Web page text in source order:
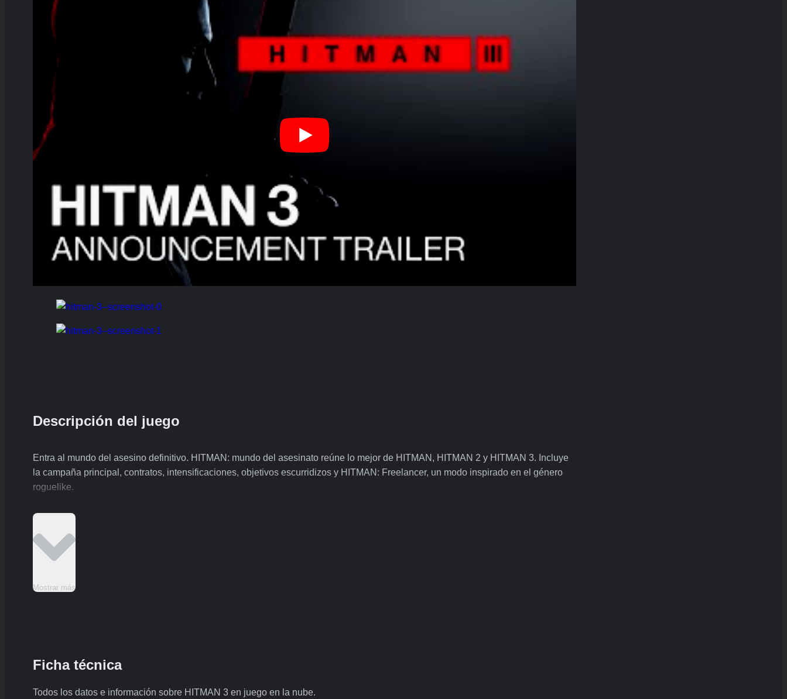
Descripción del juego
Entra al mundo del asesino definitivo. HITMAN: mundo del asesinato reúne lo mejor de HITMAN, HITMAN 2 y HITMAN 3. Incluye
la campaña principal, contratos, intensificaciones, objetivos escurridizos y HITMAN: Freelancer, un modo inspirado en el género
roguelike.
Mostrar más
Ficha técnica
Todos los datos e información sobre HITMAN 3 en juego en la nube.